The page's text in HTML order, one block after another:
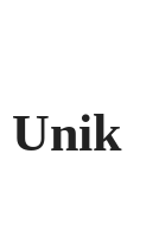
Unik